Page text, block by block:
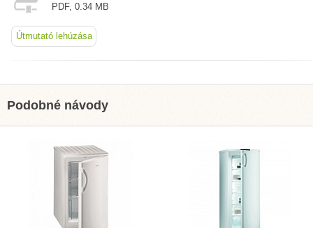
PDF, 0.34 MB
Útmutató lehúzása
Podobné návody